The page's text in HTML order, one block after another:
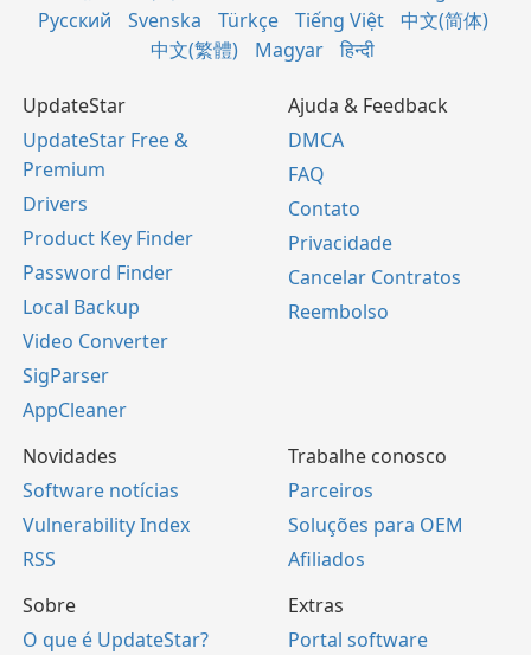
Русский
Svenska Türkçe Tiếng Việt
中文(简体)
中文(繁體)
Magyar हिन्दी
UpdateStar
UpdateStar Free &
Premium
Drivers
Product Key Finder
Password Finder
Local Backup
Video Converter
SigParser
AppCleaner
Ajuda & Feedback
DMCA
FAQ
Contato
Privacidade
Cancelar Contratos
Reembolso
Novidades
Software notícias
Vulnerability Index
RSS
Trabalhe conosco
Parceiros
Soluções para OEM
Afiliados
Sobre
O que é UpdateStar?
Extras
Portal software